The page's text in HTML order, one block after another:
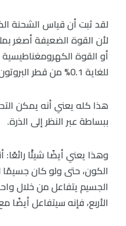
لقد ثبت أن قياس الشحنة
لأن القوة الضعيفة أصغر
أو القوة
للغاية 0.1% من قطر البروتون.
هذا كله يعني أنه يمكن
ببساطة عبر النظر إلى الذرة.
وهذا يعني أيضًا شيئًا
الكون، حتى ولو كان
الجسيم يتفاعل من خلال
الأربع، فإنه سيتفاعل أيضًا